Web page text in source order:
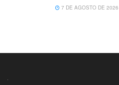
7 DE AGOSTO DE 2026